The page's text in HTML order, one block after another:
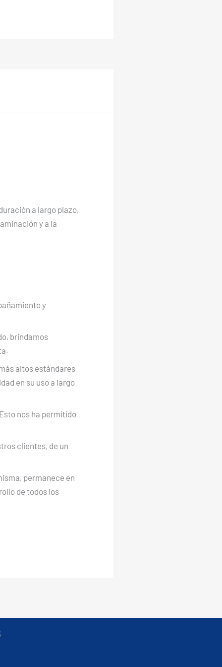
a largo plazo,
y a la
y
brindamos
altos estándares
en su uso a largo
nos ha permitido
clientes, de un
permanece en
de todos los